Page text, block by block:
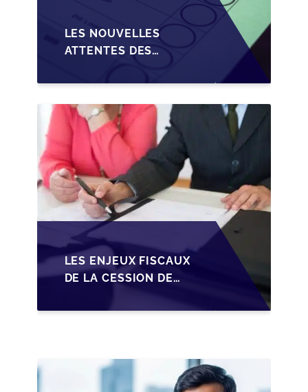
LES NOUVELLES
ATTENTES DES
TRANSMISSION DES
PME BELGES
LES ENJEUX FISCAUX
DE LA CESSION DE
LES DIRIGEANTS DE